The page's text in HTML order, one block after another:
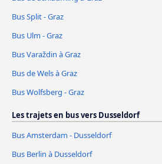
Bus Split - Graz
Bus Ulm - Graz
Bus Varaždin à Graz
Bus de Wels à Graz
Bus Wolfsberg - Graz
Les trajets en bus vers Dusseldorf
Bus Amsterdam - Dusseldorf
Bus Berlin à Dusseldorf